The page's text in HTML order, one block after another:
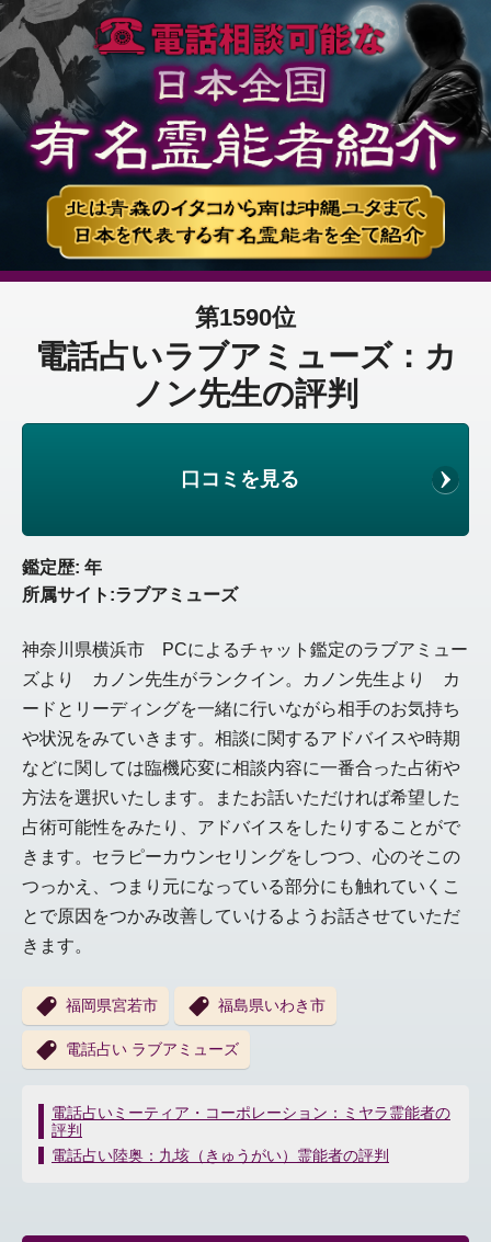
第1590位
電話占いラブアミューズ：カ
ノン先生の評判
口コミを見る
鑑定歴: 年
所属サイト:ラブアミューズ
神奈川県横浜市 PCによるチャット鑑定のラブアミュー
ズより カノン先生がランクイン。カノン先生より カ
ードとリーディングを一緒に行いながら相手のお気持ち
や状況をみていきます。相談に関するアドバイスや時期
などに関しては臨機応変に相談内容に一番合った占術や
方法を選択いたします。またお話いただければ希望した
占術可能性をみたり、アドバイスをしたりすることがで
きます。セラピーカウンセリングをしつつ、心のそこの
つっかえ、つまり元になっている部分にも触れていくこ
とで原因をつかみ改善していけるようお話させていただ
きます。
福岡県宮若市 福島県いわき市
電話占い ラブアミューズ
投
稿
ナ
電話占いミーティア・コーポレーション：ミヤラ霊能者の
評判
電話占い陸奥：九垓（きゅうがい）霊能者の評判